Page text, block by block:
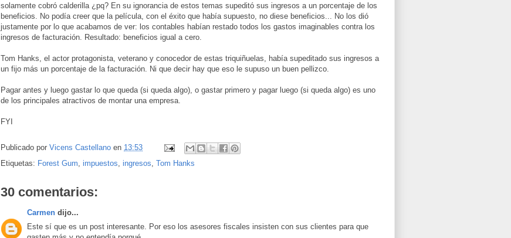
solamente cobró calderilla ¿pq? En su ignorancia de estos temas supeditó sus ingresos a un porcentaje de los
beneficios. No podía creer que la película, con el éxito que había supuesto, no diese beneficios... No los dió
justamente por lo que acabamos de ver: los contables habían restado todos los gastos imaginables contra los
ingresos de facturación. Resultado: beneficios igual a cero.
Tom Hanks, el actor protagonista, veterano y conocedor de estas triquiñuelas, había supeditado sus ingresos a
un fijo más un porcentaje de la facturación. Ni que decir hay que eso le supuso un buen pellizco.
Pagar antes y luego gastar lo que queda (si queda algo), o gastar primero y pagar luego (si queda algo) es uno
de los principales atractivos de montar una empresa.
FYI
Publicado por Vicens Castellano en 13:53
Etiquetas: Forest Gum impuestos ingresos Tom Hanks
30 comentarios:
Carmen dijo...
Este sí que es un post interesante. Por eso los asesores fiscales insisten con sus clientes para que